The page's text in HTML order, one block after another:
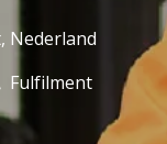
, Nederland
Fulfilment